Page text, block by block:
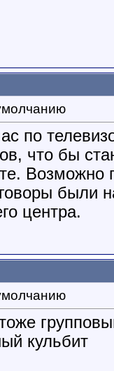
по
что бы
Возможно
были
центра.
кульбит